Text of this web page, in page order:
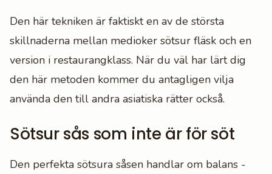
Den här tekniken är faktiskt en av de största
skillnaderna mellan medioker sötsur fläsk och en
version i restaurangklass. När du väl har lärt dig
den här metoden kommer du antagligen vilja
använda den till andra asiatiska rätter också.
Sötsur sås som inte är för söt
Den perfekta sötsura såsen handlar om balans -